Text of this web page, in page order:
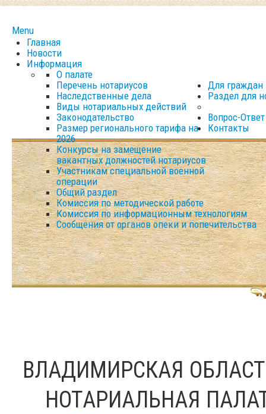
Menu
Главная
Новости
Информация
О палате
Перечень нотариусов
Наследственные дела
Виды нотариальных действий
Законодательство
Размер регионального тарифа на
2026
Конкурсы на замещение
вакантных должностей нотариусов
Участникам специальной военной
операции
Для граждан
Раздел для
Общий раздел
Комиссия по методической работе
Комиссия по информационным технологиям
Сообщения от органов опеки и попечительства
Вопрос-Ответ
Контакты
ВЛАДИМИРСКАЯ
НОТАРИАЛЬНАЯ